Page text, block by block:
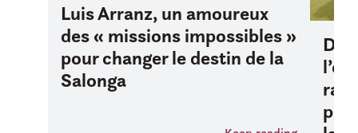
Luis Arranz, un amoureux
des « missions impossibles »
pour changer le destin de la
Salonga